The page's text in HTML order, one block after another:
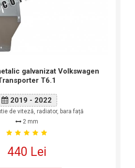
galvanizat Volkswagen
T6.1
2019 - 2022
de viteză, radiator, bara față
2 mm
440 Lei